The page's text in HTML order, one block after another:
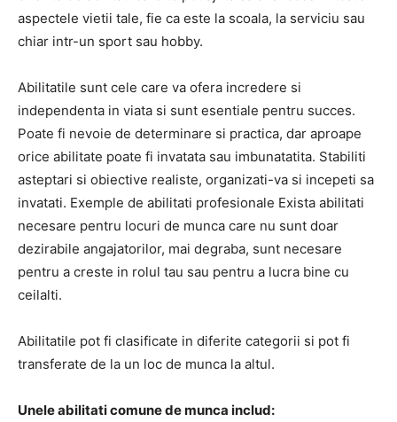
aspectele vietii tale, fie ca este la scoala, la serviciu sau
chiar intr-un sport sau hobby.
Abilitatile sunt cele care va ofera incredere si
independenta in viata si sunt esentiale pentru succes.
Poate fi nevoie de determinare si practica, dar aproape
orice abilitate poate fi invatata sau imbunatatita. Stabiliti
asteptari si obiective realiste, organizati-va si incepeti sa
invatati. Exemple de abilitati profesionale Exista abilitati
necesare pentru locuri de munca care nu sunt doar
dezirabile angajatorilor, mai degraba, sunt necesare
pentru a creste in rolul tau sau pentru a lucra bine cu
ceilalti.
Abilitatile pot fi clasificate in diferite categorii si pot fi
transferate de la un loc de munca la altul.
Unele abilitati comune de munca includ: